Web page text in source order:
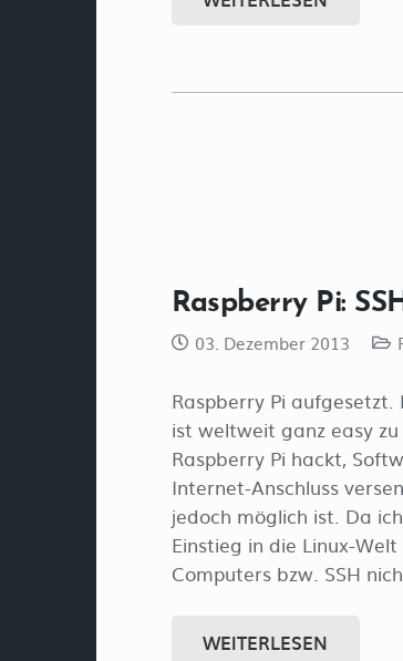
Raspberry Pi:
03. Dezember 2013
Raspberry Pi
ist weltweit ganz easy
Raspberry Pi hackt,
Internet-Anschluss
jedoch möglich ist. Da
Einstieg in die Linux-
Computers bzw. SSH
WEITERLESEN